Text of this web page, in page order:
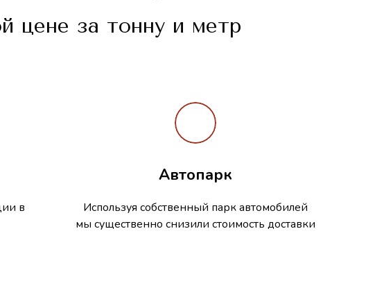
цене за тонну и метр
в
Автопарк
Используя собственный парк автомобилей
мы существенно снизили стоимость доставки